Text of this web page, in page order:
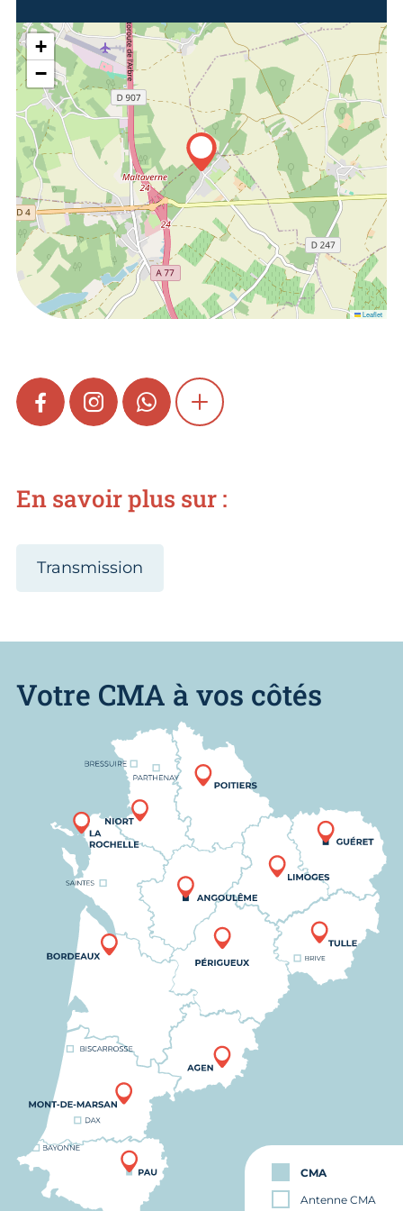
+
−
Leaflet
FACEBOOKINSTAGRAMWHATSAPPSHOW MORE
En savoir plus sur :
Transmission
Votre CMA à vos côtés
CMA
Antenne CMA